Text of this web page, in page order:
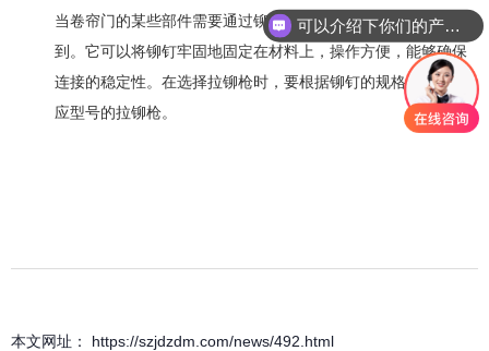
当卷帘门的某些部件需要通过铆接方式连接时，拉铆枪就会用
到。它可以将铆钉牢固地固定在材料上，操作方便，能够确保
连接的稳定性。在选择拉铆枪时，要根据铆钉的规格来选择相
应型号的拉铆枪。
本文网址： https://szjdzdm.com/news/492.html
可以介绍下你们的产品么